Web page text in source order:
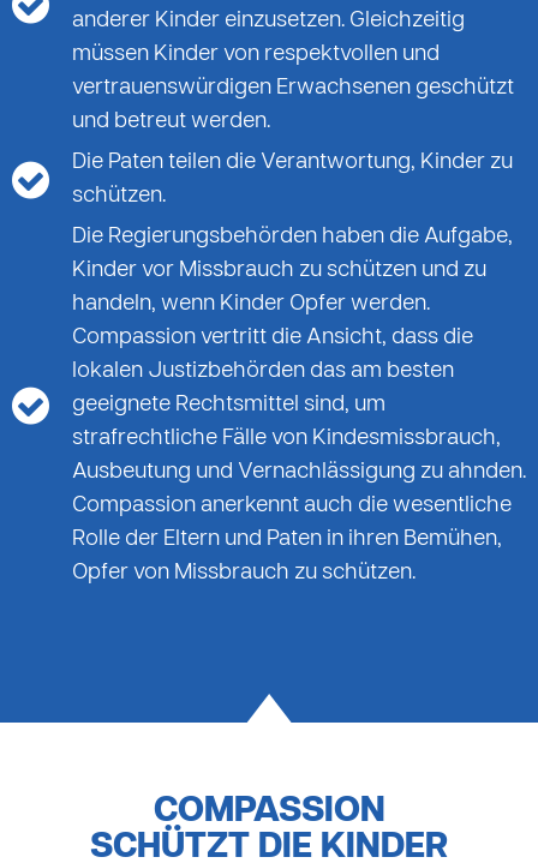
anderer Kinder einzusetzen. Gleichzeitig
müssen Kinder von respektvollen und
vertrauenswürdigen Erwachsenen geschützt
und betreut werden.
Die Paten teilen die Verantwortung, Kinder zu
schützen.
Die Regierungsbehörden haben die Aufgabe,
Kinder vor Missbrauch zu schützen und zu
handeln, wenn Kinder Opfer werden.
Compassion vertritt die Ansicht, dass die
lokalen Justizbehörden das am besten
geeignete Rechtsmittel sind, um
strafrechtliche Fälle von Kindesmissbrauch,
Ausbeutung und Vernachlässigung zu ahnden.
Compassion anerkennt auch die wesentliche
Rolle der Eltern und Paten in ihren Bemühen,
Opfer von Missbrauch zu schützen.
COMPASSION
SCHÜTZT DIE KINDER